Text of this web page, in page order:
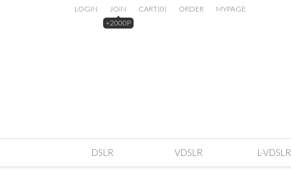
LOGIN
JOIN
+2000P
CART(0) ORDER MYPAGE
DSLR VDSLR L-VDSLR